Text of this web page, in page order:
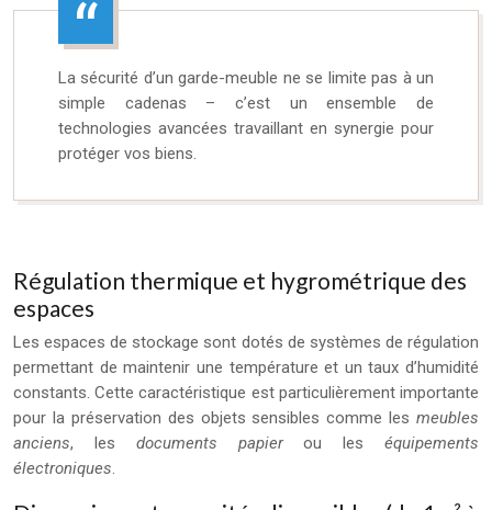
La sécurité d’un garde-meuble ne se limite pas à un
simple cadenas – c’est un ensemble de
technologies avancées travaillant en synergie pour
protéger vos biens.
Régulation thermique et hygrométrique des
espaces
Les espaces de stockage sont dotés de systèmes de régulation
permettant de maintenir une température et un taux d’humidité
constants. Cette caractéristique est particulièrement importante
pour la préservation des objets sensibles comme les meubles
anciens, les documents papierou leséquipements
électroniques.